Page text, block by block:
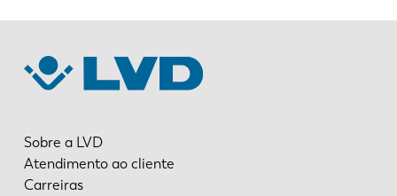
Sobre a LVD
Atendimento ao cliente
Carreiras